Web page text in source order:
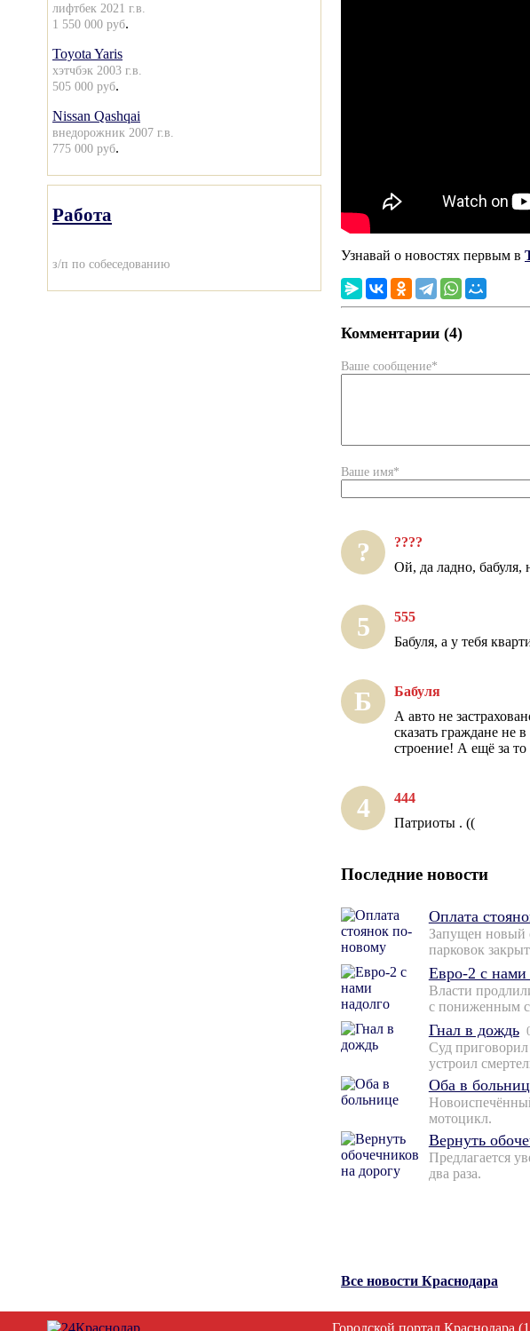
лифтбек 2021 г.в.
1 550 000 руб.
Toyota Yaris
хэтчбэк 2003 г.в.
505 000 руб.
Nissan Qashqai
внедорожник 2007 г.в.
775 000 руб.
Работа
з/п по собеседованию
Узнавай о новостях первым в
Комментарии (4)
Ваше сообщение*
Ваше имя*
? ????
Ой, да ладно, бабуля,
5 555
Бабуля, а у тебя
Б Бабуля
А авто не
сказать граждане не
строение! А ещё за
4 444
Патриоты . ((
Последние новости
Оплата
Запущен новый
парковок
Евро-2 с нами
Власти
с пониженным
Гнал в дождь
Суд приговорил
устроил
Оба в
мотоцикл.
Вернуть
Предлагается
два раза.
Все новости Краснодара
Городской портал Краснодара